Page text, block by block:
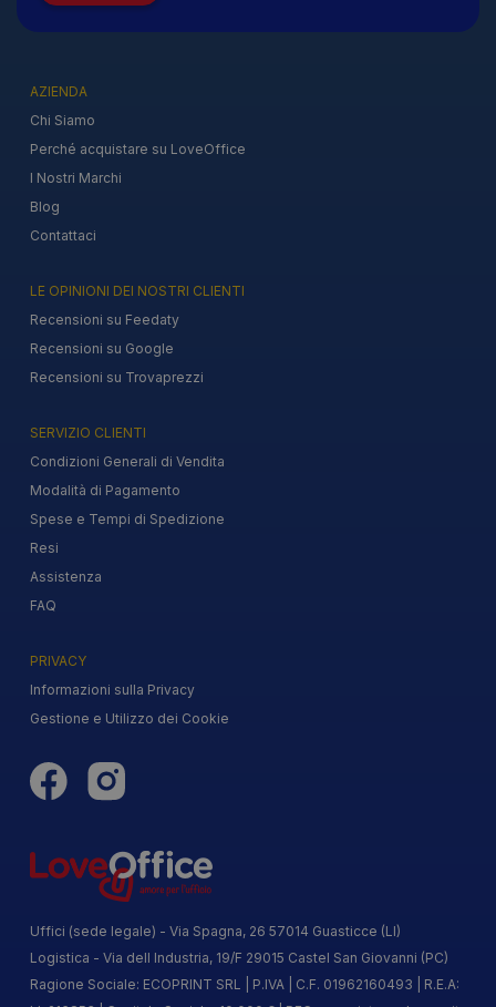
AZIENDA
Chi Siamo
Perché acquistare su LoveOffice
I Nostri Marchi
Blog
Contattaci
LE OPINIONI DEI NOSTRI CLIENTI
Recensioni su Feedaty
Recensioni su Google
Recensioni su Trovaprezzi
SERVIZIO CLIENTI
Condizioni Generali di Vendita
Modalità di Pagamento
Spese e Tempi di Spedizione
Resi
Assistenza
FAQ
PRIVACY
Informazioni sulla Privacy
Gestione e Utilizzo dei Cookie
Uffici (sede legale) - Via Spagna, 26 57014 Guasticce (LI)
Logistica - Via dell Industria, 19/F 29015 Castel San Giovanni (PC)
Ragione Sociale: ECOPRINT SRL | P.IVA | C.F. 01962160493 | R.E.A: